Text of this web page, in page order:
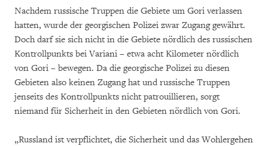
Nachdem russische Truppen die Gebiete um Gori verlassen
hatten, wurde der georgischen Polizei zwar Zugang gewährt.
Doch darf sie sich nicht in die Gebiete nördlich des russischen
Kontrollpunkts bei Variani – etwa acht Kilometer nördlich
von Gori – bewegen. Da die georgische Polizei zu diesen
Gebieten also keinen Zugang hat und russische Truppen
jenseits des Kontrollpunkts nicht patrouillieren, sorgt
niemand für Sicherheit in den Gebieten nördlich von Gori.
„Russland ist verpflichtet, die Sicherheit und das Wohlergehen